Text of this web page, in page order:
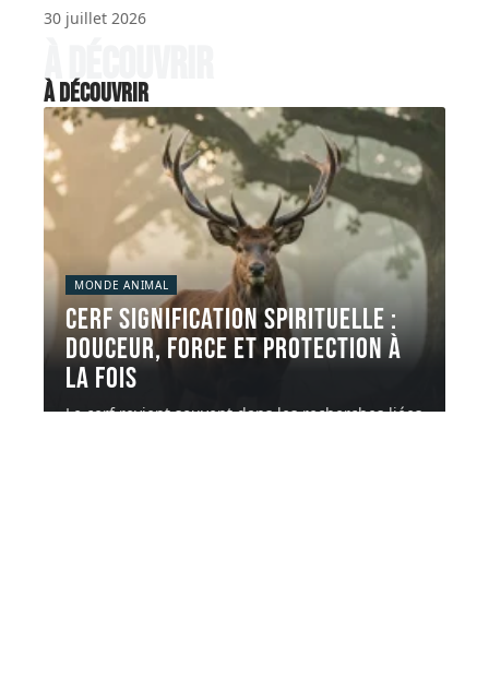
30 juillet 2026
À découvrir
À découvrir
MONDE ANIMAL
Cerf signification spirituelle :
douceur, force et protection à
la fois
Le cerf revient souvent dans les recherches liées